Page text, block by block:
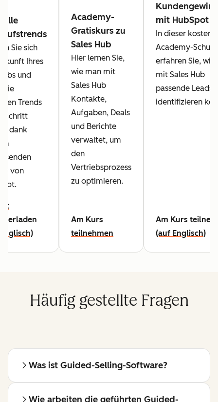
Sie sich
Ihres
und
Sie
Trends
Schritt
dank
von
Academy-
Gratiskurs zu
Sales Hub
Hier lernen Sie,
wie man mit
Sales Hub
Kontakte,
Aufgaben, Deals
und Berichte
verwaltet, um
den
Vertriebsprozess
zu optimieren.
Am Kurs
teilnehmen
mit HubSpot
In dieser
Academy-
erfahren Sie, wie
mit Sales Hub
passende Leads
identifizieren
Am Kurs
(auf Englisch)
Häufig gestellte Fragen
Was ist Guided-Selling-Software?
Wie arbeiten die geführten Guided-